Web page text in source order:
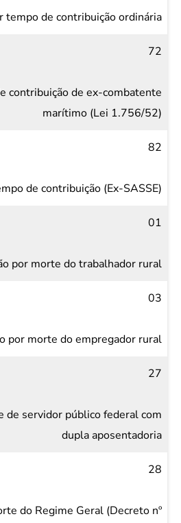
tempo de contribuição ordinária
72
contribuição de ex-combatente
marítimo (Lei 1.756/52)
82
de contribuição (Ex-SASSE)
01
por morte do trabalhador rural
03
por morte do empregador rural
27
de servidor público federal com
dupla aposentadoria
28
do Regime Geral (Decreto nº